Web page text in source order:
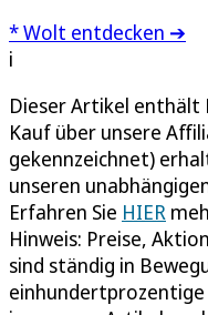
* Wolt entdecken ➔
i
Dieser Artikel enthält
Kauf über unsere
gekennzeichnet)
unseren
Erfahren Sie HIER
Hinweis: Preise,
sind ständig in